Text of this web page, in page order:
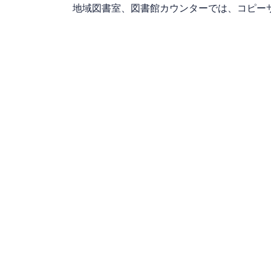
地域図書室、図書館カウンターでは、コピー